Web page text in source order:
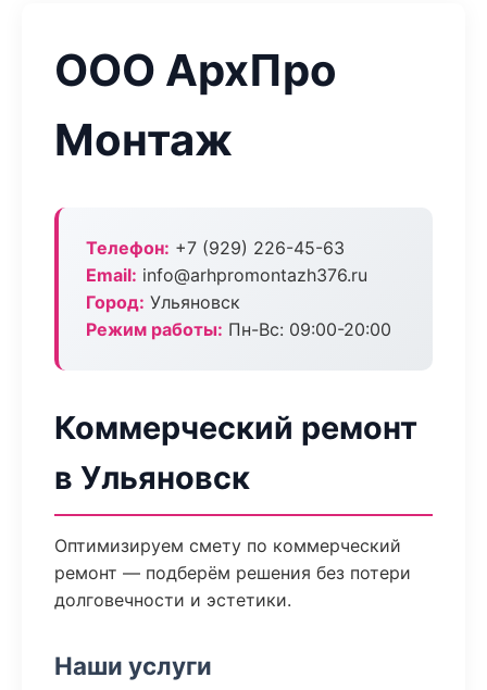
ООО АрхПро
Монтаж
Телефон: +7 (929) 226-45-63
Email: info@arhpromontazh376.ru
Город: Ульяновск
Режим работы: Пн-Вс: 09:00-20:00
Коммерческий ремонт
в Ульяновск
Оптимизируем смету по коммерческий
ремонт — подберём решения без потери
долговечности и эстетики.
Наши услуги